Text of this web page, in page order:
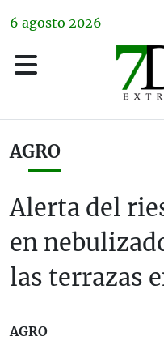
6 agosto 2026
AGRO
Alerta del
en
las terrazas
AGRO